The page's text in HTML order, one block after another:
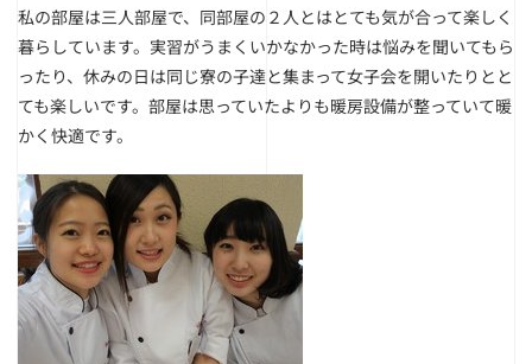
私の部屋は三人部屋で、同部屋の２人とはとても気が合って楽しく
暮らしています。実習がうまくいかなかった時は悩みを聞いてもら
ったり、休みの日は同じ寮の子達と集まって女子会を開いたりとと
ても楽しいです。部屋は思っていたよりも暖房設備が整っていて暖
かく快適です。